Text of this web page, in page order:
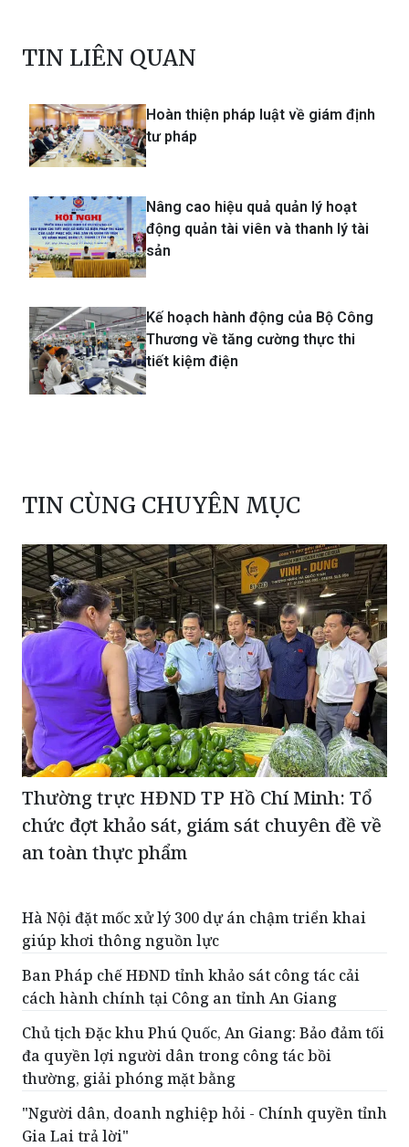
TIN LIÊN QUAN
Hoàn thiện pháp luật về giám định
tư pháp
Nâng cao hiệu quả quản lý hoạt
động quản tài viên và thanh lý tài
sản
Kế hoạch hành động của Bộ Công
Thương về tăng cường thực thi
tiết kiệm điện
TIN CÙNG CHUYÊN MỤC
Thường trực HĐND TP Hồ Chí Minh: Tổ
chức đợt khảo sát, giám sát chuyên đề về
an toàn thực phẩm
Hà Nội đặt mốc xử lý 300 dự án chậm triển khai
giúp khơi thông nguồn lực
Ban Pháp chế HĐND tỉnh khảo sát công tác cải
cách hành chính tại Công an tỉnh An Giang
Chủ tịch Đặc khu Phú Quốc, An Giang: Bảo đảm tối
đa quyền lợi người dân trong công tác bồi
thường, giải phóng mặt bằng
"Người dân, doanh nghiệp hỏi - Chính quyền tỉnh
Gia Lai trả lời"